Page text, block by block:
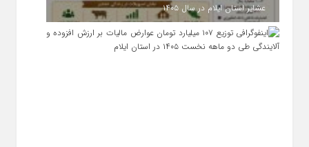
عشایر استان ایلام در سال ۱۴۰۵